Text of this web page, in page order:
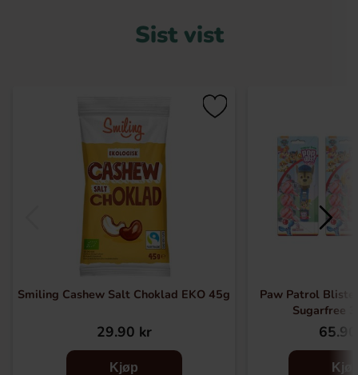
Sist vist
Smiling Cashew Salt Choklad EKO 45g
29.90 kr
Kjøp
Paw Patrol
Sugarfree